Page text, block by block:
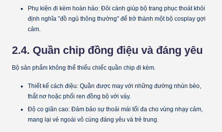
Phụ kiện đi kèm hoàn hảo: Đôi cánh giúp bộ trang phục thoát khỏi
định nghĩa "đồ ngủ thông thường" để trở thành một bộ cosplay gợi
cảm.
2.4. Quần chip đồng điệu và đáng yêu
Bộ sản phẩm không thể thiếu chiếc quần chip đi kèm.
Thiết kế cách điệu: Quần được may với những đường nhún bèo,
thắt nơ hoặc phối ren đồng bộ với váy.
Độ co giãn cao: Đảm bảo sự thoải mái tối đa cho vùng nhạy cảm,
mang lại vẻ ngoài vô cùng đáng yêu và trẻ trung.